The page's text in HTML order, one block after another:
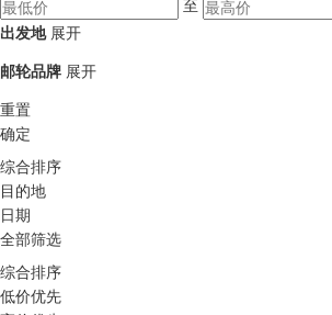
出发地 展开
邮轮品牌 展开
重置
确定
综合排序
目的地
日期
全部筛选
综合排序
低价优先